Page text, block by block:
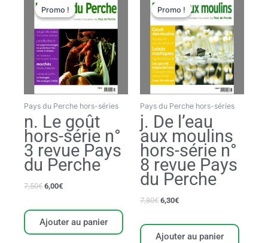
Promo !
Promo !
Pays du Perche hors-séries
n. Le goût
hors-série n°
3 revue Pays
du Perche
7,50€
prix
initial
7,50€.
6,00€
prix
actuel
6,00€.
Ajouter au panier
Promo !
Promo !
Pays du Perche hors-séries
j. De l’eau
aux moulins
hors-série n°
8 revue Pays
du Perche
7,80€
prix
initial
était :
7,80€.
6,30€
prix
actuel
est :
6,30€.
Ajouter au panier